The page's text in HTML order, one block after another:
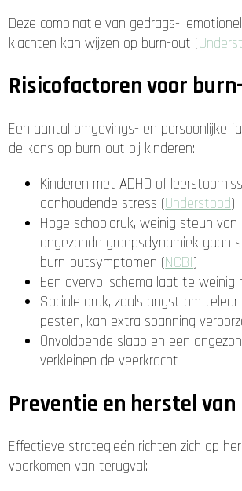
Deze combinatie van gedrags-,
klachten kan wijzen op burn-out (
Risicofactoren voor
Een aantal omgevings- en persoonlijke
de kans op burn-out bij kinderen:
Kinderen met ADHD of
aanhoudende stress (Understood)
Hoge schooldruk, weinig steun van
ongezonde groepsdynamiek gaan
burn-outsymptomen (NCBI)
Een overvol schema laat te weinig
Sociale druk, zoals angst om
pesten, kan extra spanning
Onvoldoende slaap en een
verkleinen de veerkracht
Preventie en herstel
Effectieve strategieën richten zich op
voorkomen van terugval: